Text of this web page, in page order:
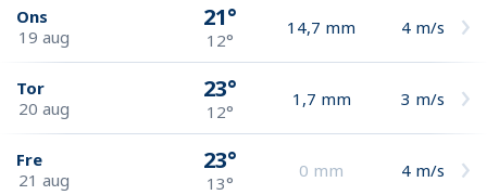
Ons
19 aug
21°
12°
14,7 mm 4 m/s
Tor
20 aug
23°
12°
1,7 mm 3 m/s
Fre
21 aug
23°
13°
0 mm 4 m/s